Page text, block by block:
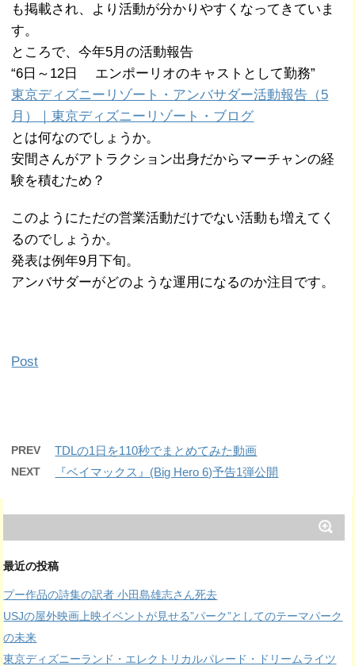
も掲載され、より活動が分かりやすくなってきていま
す。
ところで、今年5月の活動報告
“6日～12日 エンポーリオのキャストとして勤務”
東京ディズニーリゾート・アンバサダー活動報告（5
月）｜東京ディズニーリゾート・ブログ
とは何なのでしょうか。
安間さんがアトラクション出身だからマーチャンの経
験を積むため？
このようにただの営業活動だけでない活動も増えてく
るのでしょうか。
発表は例年9月下旬。
アンバサダーがどのような運用になるのか注目です。
Post
PREV TDLの1日を110秒でまとめてみた動画
NEXT 『ベイマックス』(Big Hero 6)予告1弾公開
最近の投稿
プー作品の詩集の訳者 小田島雄志さん死去
USJの屋外映画上映イベントが見せる”パーク”としてのテーマパーク
の未来
東京ディズニーランド・エレクトリカルパレード・ドリームライツ